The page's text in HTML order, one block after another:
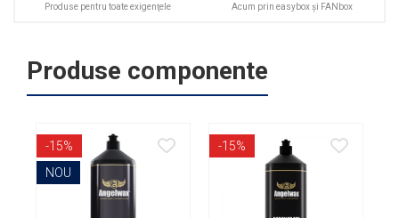
Produse pentru toate exigenţele Acum prin easybox şi FANbox
Produse componente
-15%
NOU
-15%